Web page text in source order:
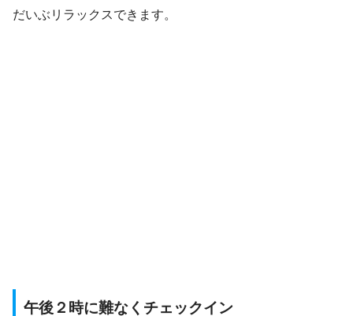
だいぶリラックスできます。
午後２時に難なくチェックイン